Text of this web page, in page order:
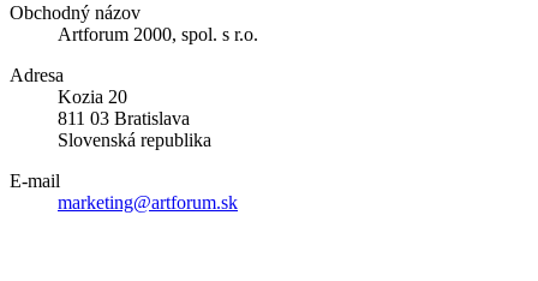
Obchodný názov
Artforum 2000, spol. s r.o.
Adresa
Kozia 20
811 03 Bratislava
Slovenská republika
E-mail
marketing@artforum.sk